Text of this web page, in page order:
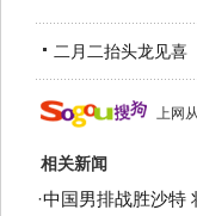
二月二抬头龙见喜
上网
相关新闻
·中国男排战胜沙特